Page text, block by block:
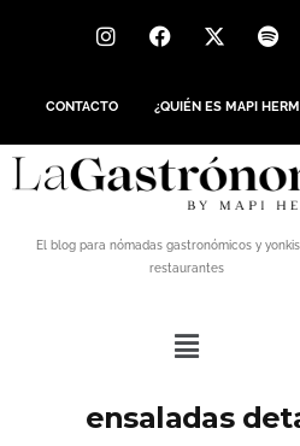
CONTACTO ¿QUIÉN ES MAPI
El blog para nómadas gastronómicos y
restaurantes
ensaladas